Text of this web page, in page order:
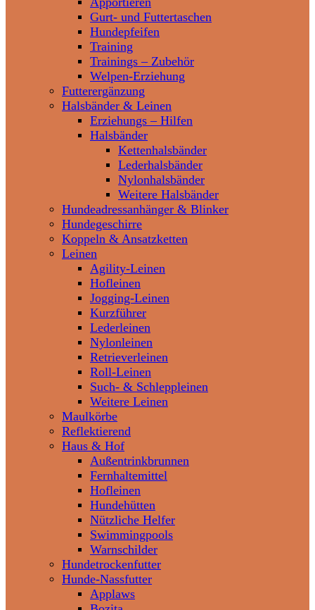
Gurt- und Futtertaschen
Hundepfeifen
Training
Trainings – Zubehör
Welpen-Erziehung
Futterergänzung
Halsbänder & Leinen
Erziehungs – Hilfen
Halsbänder
Kettenhalsbänder
Lederhalsbänder
Nylonhalsbänder
Weitere Halsbänder
Hundeadressanhänger & Blinker
Hundegeschirre
Koppeln & Ansatzketten
Leinen
Agility-Leinen
Hofleinen
Jogging-Leinen
Kurzführer
Lederleinen
Nylonleinen
Retrieverleinen
Roll-Leinen
Such- & Schleppleinen
Weitere Leinen
Maulkörbe
Reflektierend
Haus & Hof
Außentrinkbrunnen
Fernhaltemittel
Hofleinen
Hundehütten
Nützliche Helfer
Swimmingpools
Warnschilder
Hundetrockenfutter
Hunde-Nassfutter
Applaws